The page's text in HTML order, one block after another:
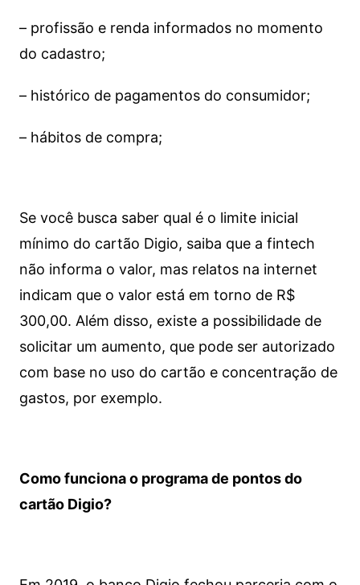
– profissão e renda informados no momento
do cadastro;
– histórico de pagamentos do consumidor;
– hábitos de compra;
Se você busca saber qual é o limite inicial
mínimo do cartão Digio, saiba que a fintech
não informa o valor, mas relatos na internet
indicam que o valor está em torno de R$
300,00. Além disso, existe a possibilidade de
solicitar um aumento, que pode ser autorizado
com base no uso do cartão e concentração de
gastos, por exemplo.
Como funciona o programa de pontos do
cartão Digio?